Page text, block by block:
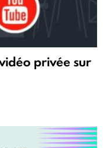
privée sur